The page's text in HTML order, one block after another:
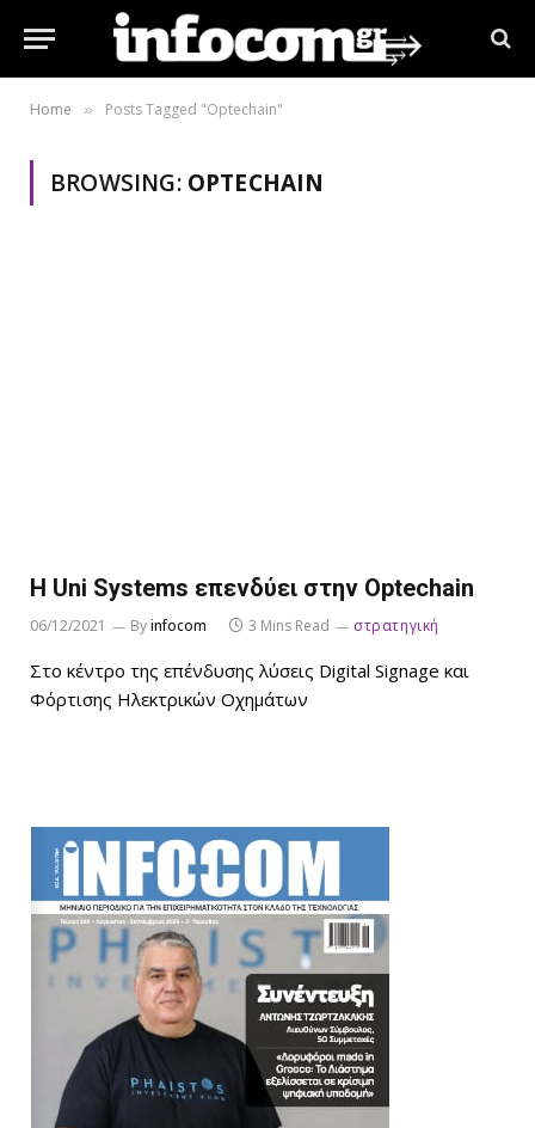
Home » Posts Tagged "Optechain"
BROWSING: OPTECHAIN
Η Uni Systems επενδύει στην Optechain
06/12/2021 Byinfocom 3 Mins Read στρατηγική
Στο κέντρο της επένδυσης λύσεις Digital Signage και
Φόρτισης Ηλεκτρικών Οχημάτων